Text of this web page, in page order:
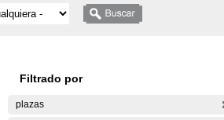
Filtrado por
plazas